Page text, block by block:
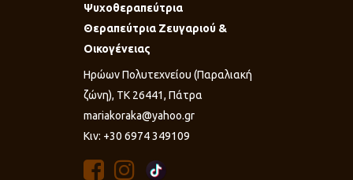
Ψυχοθεραπεύτρια
Θεραπεύτρια Ζευγαριού &
Οικογένειας
Ηρώων Πολυτεχνείου (Παραλιακή
ζώνη), ΤΚ 26441, Πάτρα
mariakoraka@yahoo.gr
Κιν: +30 6974 349109